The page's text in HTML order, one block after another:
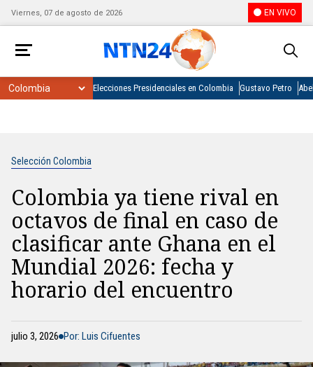
Viernes, 07 de agosto de 2026 EN VIVO
Elecciones Presidenciales en Colombia Gustavo Petro
Selección Colombia
Colombia ya tiene rival en
octavos de final en caso de
clasificar ante Ghana en el
Mundial 2026: fecha y
horario del encuentro
julio 3, 2026 Por: Luis Cifuentes